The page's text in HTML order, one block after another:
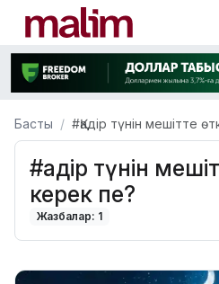
Басты #Қадір түнін мешітте
#Қадір түнін
керек пе?
Жазбалар: 1